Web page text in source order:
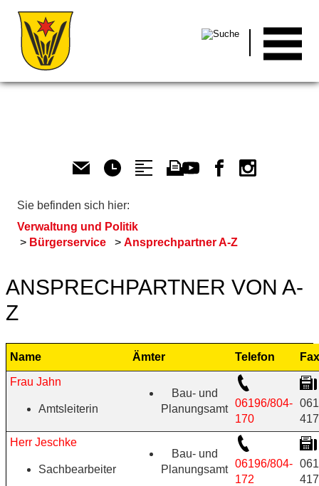
Sie befinden sich hier:
Verwaltung und Politik
Bürgerservice
Ansprechpartner A-Z
ANSPRECHPARTNER VON A-
Z
Name Ämter Telefon Fax
Frau Jahn
Amtsleiterin
Bau- und
Planungsamt 06196/804-
170
Herr Jeschke
Sachbearbeiter
Bau- und
Planungsamt 06196/804-
172